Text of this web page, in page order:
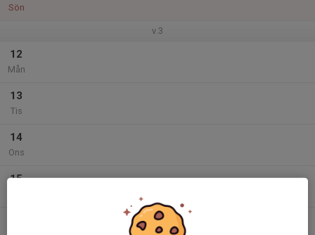
Sön
v.3
12
Mån
13
Tis
14
Ons
15